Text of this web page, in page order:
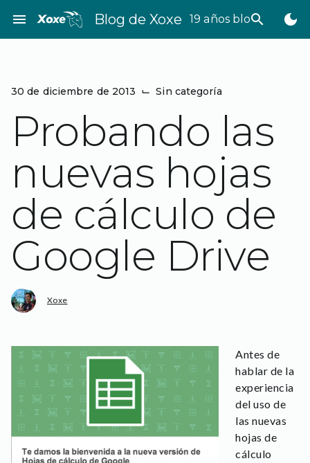
contenido
menu Blog de Xoxe 19 años bloggeando
search dark_mode
30 de diciembre de 2013 ⌙ Sin categoría
Probando las
nuevas hojas
de cálculo de
Google Drive
Xoxe
Antes de
hablar de la
experiencia
del uso de
las nuevas
hojas de
cálculo